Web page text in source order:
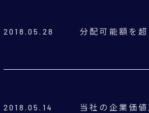
2018.05.28 分配可能額を
2018.05.14 当社の企業価